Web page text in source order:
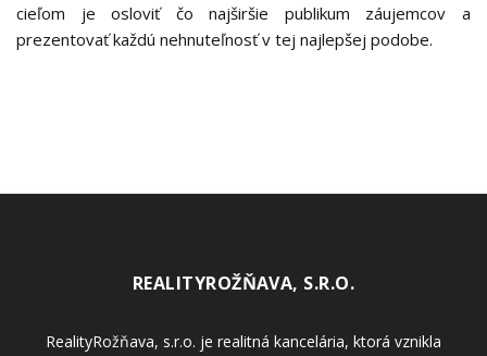
cieľom je osloviť čo najširšie publikum záujemcov a
prezentovať každú nehnuteľnosť v tej najlepšej podobe.
REALITYROŽŇAVA, S.R.O.
RealityRožňava, s.r.o. je realitná kancelária, ktorá vznikla